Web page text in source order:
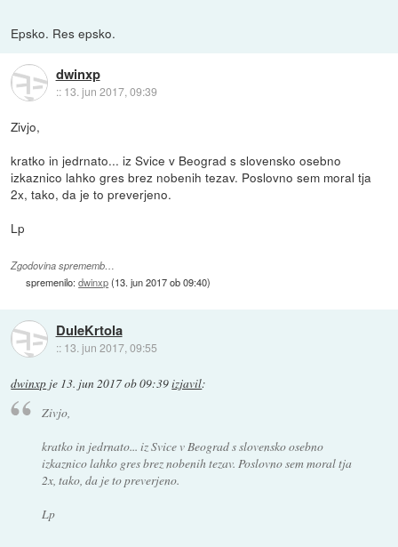
Epsko. Res epsko.
dwinxp
:: 13. jun 2017, 09:39
Zivjo,
kratko in jedrnato... iz Svice v Beograd s slovensko osebno
izkaznico lahko gres brez nobenih tezav. Poslovno sem moral tja
2x, tako, da je to preverjeno.
Lp
Zgodovina sprememb…
spremenilo:dwinxp(13. jun 2017 ob 09:40)
DuleKrtola
:: 13. jun 2017, 09:55
dwinxp je 13. jun 2017 ob 09:39izjavil:
Zivjo,
kratko in jedrnato... iz Svice v Beograd s slovensko osebno
izkaznico lahko gres brez nobenih tezav. Poslovno sem moral tja
2x, tako, da je to preverjeno.
Lp